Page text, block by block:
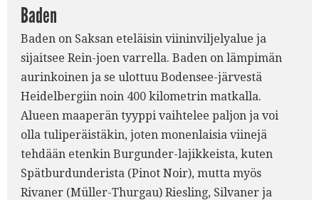
Baden
Baden on Saksan eteläisin viininviljelyalue ja
sijaitsee Rein-joen varrella. Baden on lämpimän
aurinkoinen ja se ulottuu Bodensee-järvestä
Heidelbergiin noin 400 kilometrin matkalla.
Alueen maaperän tyyppi vaihtelee paljon ja voi
olla tuliperäistäkin, joten monenlaisia viinejä
tehdään etenkin Burgunder-lajikkeista, kuten
Spätburdunderista (Pinot Noir), mutta myös
Rivaner (Müller-Thurgau) Riesling, Silvaner ja